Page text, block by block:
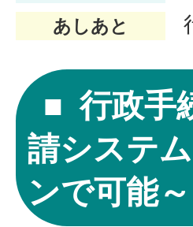
あしあと
行政手
請システ
ンで可能～